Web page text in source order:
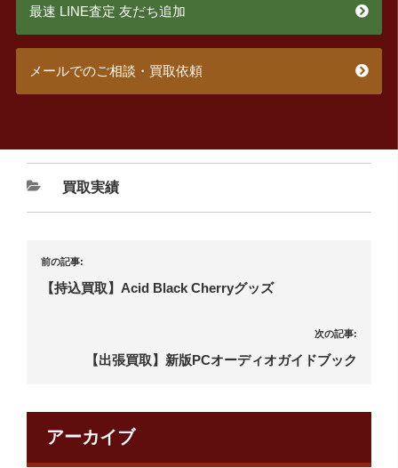
最速 LINE査定 友だち追加
メールでのご相談・買取依頼
買取実績
前の記事:
【持込買取】Acid Black Cherryグッズ
次の記事:
【出張買取】新版PCオーディオガイドブック
アーカイブ